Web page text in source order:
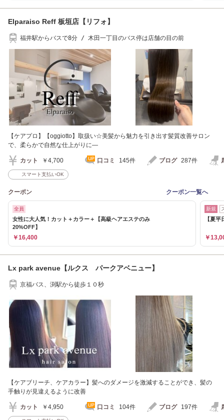
Elparaiso Reff 板垣店【リフォ】
福井駅からバスで8分 / 木田一丁目のバス停は店舗の目の前
【ケアプロ】【oggiotto】取扱い☆美髪から魅力を引き出す髪質改善サロン
で、柔らかで自然な仕上がりに―
カット ￥4,700 口コミ 145件 ブログ 287件
スマート支払いOK
クーポン クーポン一覧へ
全員
女性に大人気！カット＋カラー＋【高級ヘアエステのみ
20%OFF】
￥16,400
新規
【夏
￥
Lx park avenue【ルクス パークアベニュー】
京福バス、渕駅から徒歩１０秒
【ケアブリーチ、ケアカラー】髪へのダメージを激減することができ、髪の
手触りが見違えるように改善
カット ￥4,950 口コミ 104件 ブログ 197件